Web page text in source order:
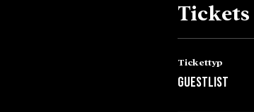
Tickets
Tickettyp
Guestlist